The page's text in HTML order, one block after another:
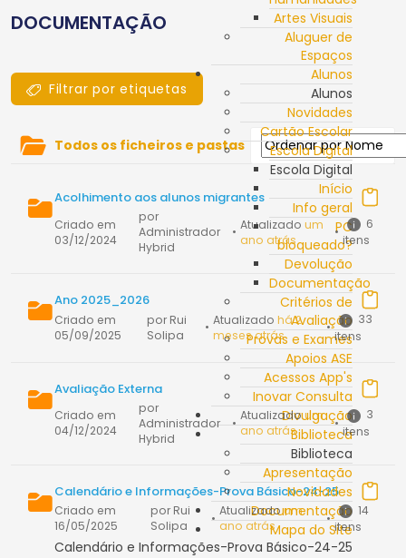
Artes Visuais
Aluguer de
Espaços
Alunos
Alunos
Novidades
Cartão Escolar
Escola Digital
Escola Digital
Início
Info geral
PC
bloqueado?
Devolução
Documentação
Critérios de
Avaliação
Provas e Exames
Apoios ASE
Acessos App's
Inovar Consulta
Divulgação
Biblioteca
Biblioteca
Apresentação
Novidades
Documentação
Mapa do Site
DOCUMENTAÇÃO
Filtrar por etiquetas
Todos os ficheiros e pastas
Acolhimento aos alunos migrantes
Criado em
03/12/2024
por
Administrador
Hybrid
• Atualizadoum
ano atrás
•
6
itens
Ano 2025_2026
Criado em
05/09/2025
por Rui
Solipa
• Atualizado há 2
meses atrás
•
33
itens
Avaliação Externa
Criado em
04/12/2024
por
Administrador
Hybrid
• Atualizadoum
ano atrás
•
3
itens
Calendário e Informações-Prova Básico-24-25
Criado em
16/05/2025
por Rui
Solipa
• Atualizadoum
ano atrás
•
14
itens
Calendário e Informações-Prova Básico-24-25